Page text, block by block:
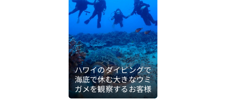
ハワイのダイビングで
海底で休む大きなウミ
ガメを観察するお客様